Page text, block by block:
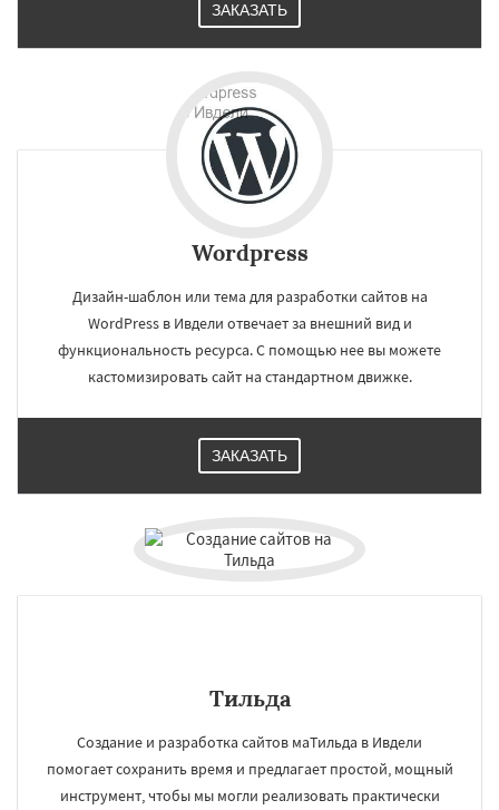
ЗАКАЗАТЬ
Wordpress
Дизайн-шаблон или тема для разработки сайтов на
WordPress в Ивдели отвечает за внешний вид и
функциональность ресурса. С помощью нее вы можете
кастомизировать сайт на стандартном движке.
ЗАКАЗАТЬ
Тильда
Создание и разработка сайтов маТильда в Ивдели
помогает сохранить время и предлагает простой, мощный
инструмент, чтобы мы могли реализовать практически